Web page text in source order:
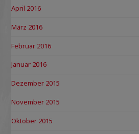
April 2016
März 2016
Februar 2016
Januar 2016
Dezember 2015
November 2015
Oktober 2015